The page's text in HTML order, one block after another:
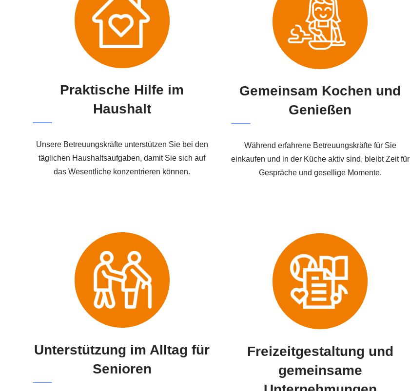
Praktische Hilfe im
Haushalt
Unsere Betreuungskräfte unterstützen Sie bei den
täglichen Haushaltsaufgaben, damit Sie sich auf
das Wesentliche konzentrieren können.
Gemeinsam Kochen und
Genießen
Während erfahrene Betreuungskräfte für Sie
einkaufen und in der Küche aktiv sind, bleibt Zeit für
Gespräche und gesellige Momente.
Unterstützung im Alltag für
Senioren
Freizeitgestaltung und
gemeinsame